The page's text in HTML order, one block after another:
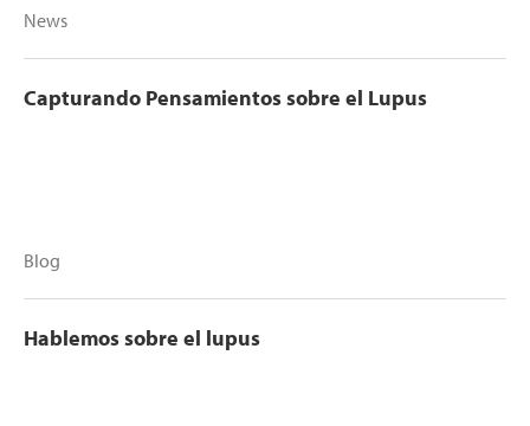
News
Capturando Pensamientos sobre el Lupus
Blog
Hablemos sobre el lupus